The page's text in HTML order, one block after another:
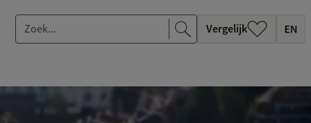
o
Vergelijk